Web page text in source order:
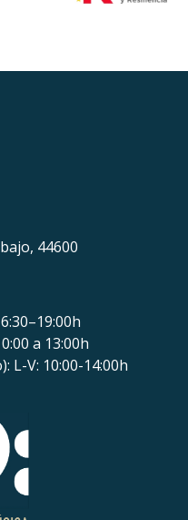
44600
a 13:00h
L-V: 10:00-14:00h